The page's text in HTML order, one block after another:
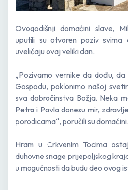
​Ovogodišnji domaćini slave,
uputili su otvoren poziv svima
uveličaju ovaj veliki dan.
​„Pozivamo vernike da dođu,
Gospodu, poklonimo našoj
sva dobročinstva Božja. Neka
Petra i Pavla donesu mir,
porodicama“, poručili su domaćini.
​Hram u Crkvenim Tocima
duhovne snage prijepoljskog
u mogućnosti da budu deo ovog